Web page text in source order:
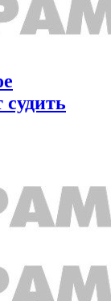
судить